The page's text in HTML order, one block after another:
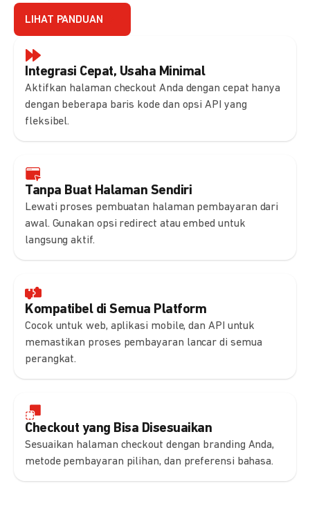
Integrasi Cepat, Usaha Minimal
Aktifkan halaman checkout Anda dengan cepat hanya
dengan beberapa baris kode dan opsi API yang
fleksibel.
Tanpa Buat Halaman Sendiri
Lewati proses pembuatan halaman pembayaran dari
awal. Gunakan opsi redirect atau embed untuk
langsung aktif.
Kompatibel di Semua Platform
Cocok untuk web, aplikasi mobile, dan API untuk
memastikan proses pembayaran lancar di semua
perangkat.
Checkout yang Bisa Disesuaikan
Sesuaikan halaman checkout dengan branding Anda,
metode pembayaran pilihan, dan preferensi bahasa.
LIHAT PANDUAN